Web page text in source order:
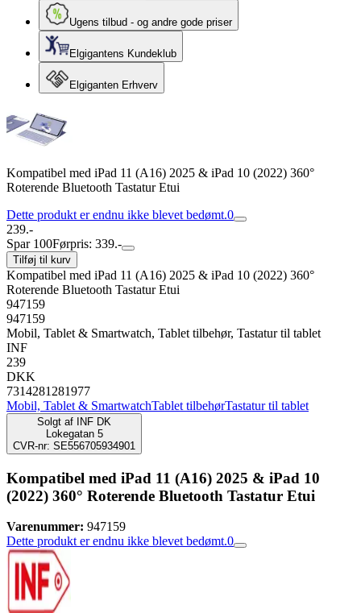
Ugens tilbud - og andre gode priser
Elgigantens Kundeklub
Elgiganten Erhverv
Kompatibel med iPad 11 (A16) 2025 & iPad 10 (2022) 360°
Roterende Bluetooth Tastatur Etui
Dette produkt er endnu ikke blevet bedømt.0
239.-
Spar 100Førpris: 339.-
Tilføj til kurv
Kompatibel med iPad 11 (A16) 2025 & iPad 10 (2022) 360°
Roterende Bluetooth Tastatur Etui
947159
947159
Mobil, Tablet & Smartwatch, Tablet tilbehør, Tastatur til tablet
INF
239
DKK
7314281281977
Mobil, Tablet & SmartwatchTablet tilbehørTastatur til tablet
Solgt af
INF DK
Lokegatan 5
CVR-nr: SE556705934901
Kompatibel med iPad 11 (A16) 2025 & iPad 10
(2022) 360° Roterende Bluetooth Tastatur Etui
Varenummer: 947159
Dette produkt er endnu ikke blevet bedømt.0